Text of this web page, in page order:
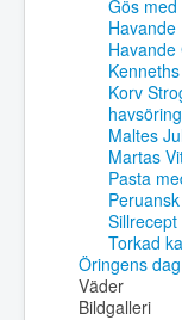
Gös
Havande
Korv
Maltes
Martas
Pasta
Sillrecept
Torkad
Öringens dag
Väder
Bildgalleri